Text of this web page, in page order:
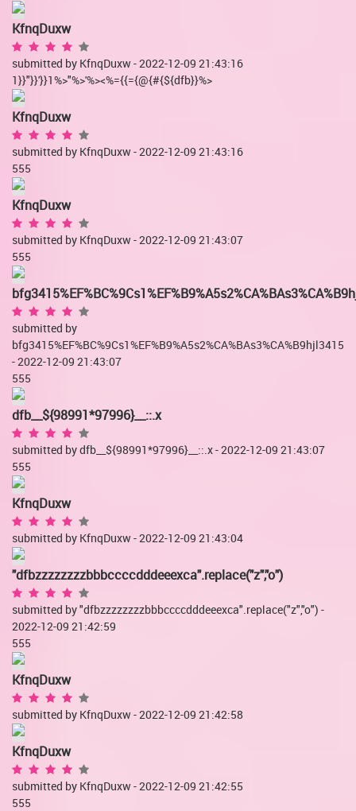
KfnqDuxw
submitted by KfnqDuxw - 2022-12-09 21:43:16
1}}"}}'}}1%>"%>'%><%={{={@{#{${dfb}}%>
KfnqDuxw
submitted by KfnqDuxw - 2022-12-09 21:43:16
555
KfnqDuxw
submitted by KfnqDuxw - 2022-12-09 21:43:07
555
submitted by
bfg3415%EF%BC%9Cs1%EF%B9%A5s2%CA%BAs3%CA%B9hjl3415
- 2022-12-09 21:43:07
555
dfb__${98991*97996}__::.x
submitted by dfb__${98991*97996}__::.x - 2022-12-09 21:43:07
555
KfnqDuxw
submitted by KfnqDuxw - 2022-12-09 21:43:04
"dfbzzzzzzzzbbbccccdddeeexca".replace("z","o")
submitted by "dfbzzzzzzzzbbbccccdddeeexca".replace("z","o") -
2022-12-09 21:42:59
555
KfnqDuxw
submitted by KfnqDuxw - 2022-12-09 21:42:58
KfnqDuxw
submitted by KfnqDuxw - 2022-12-09 21:42:55
555